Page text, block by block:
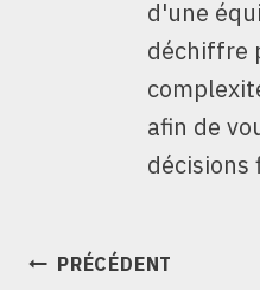
d'une
déchiffre
afin de
décisions
NAVIGATION
PRÉCÉDENT